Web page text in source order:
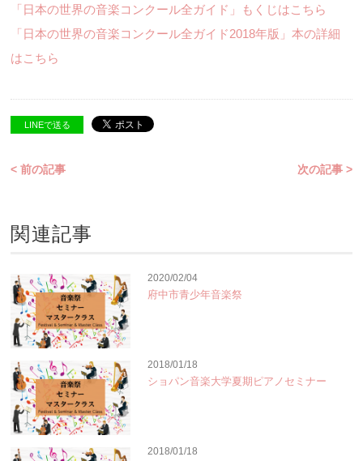
「日本の世界の音楽コンクール全ガイド」もくじはこちら
「日本の世界の音楽コンクール全ガイド2018年版」本の詳細
はこちら
LINEで送る
< 前の記事 次の記事 >
関連記事
2020/02/04
府中市青少年音楽祭
2018/01/18
ショパン音楽大学夏期ピアノセミナー
2018/01/18